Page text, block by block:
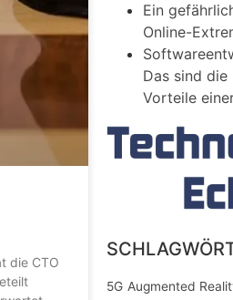
die CTO
Ein
Online-
Das sind
Vorteile
5G Augmented